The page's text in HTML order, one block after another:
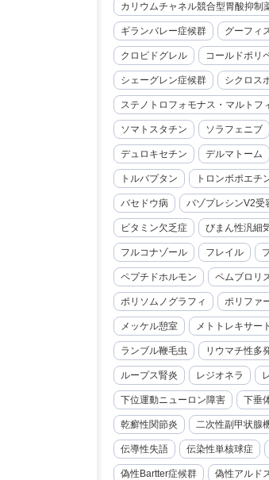
カリウムチャネル競合型胃酸抑制
ギランバレー症候群 グーフィ
クロピドグレル コールドポリ
シェーグレン症候群 シクロス
ステノトロフォモナス・マルトフ
ソマトスタチン ソラフェニブ
デュロキセチン デルマトーム
トルバプタン トロンボポエチ
バセドウ病 バゾプレシンV2受
ビタミン欠乏症 びまん性汎細
フルコナゾール フレイル
ペプチドホルモン ペムブロリ
ポリソムノグラフィ ポリファ
メッケル憩室 メトトレキサート
ランブル鞭毛虫 リウマチ性多
ループス腎炎 レジオネラ
下位運動ニューロン障害 下垂
乾癬性関節炎 二次性副甲状腺
伝導性失語 伝染性単核球症
偽性Bartter症候群 偽性アルド